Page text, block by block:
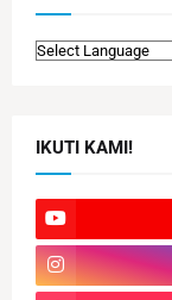
IKUTI KAMI!